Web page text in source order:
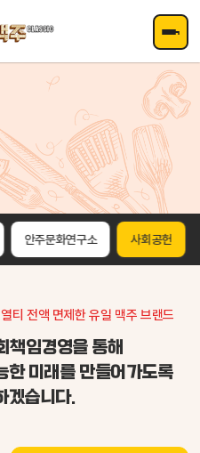
안주문화연구소 사회공헌
티 전액 면제한 유일 맥주 브랜드
책임경영을 통해
한 미래를 만들어가도록
겠습니다.